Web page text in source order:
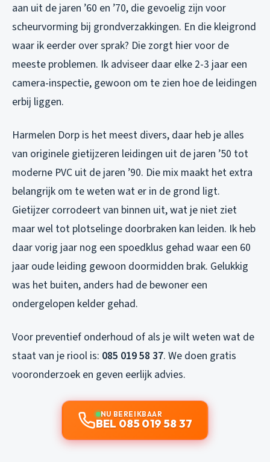
aan uit de jaren ’60 en ’70, die gevoelig zijn voor
scheurvorming bij grondverzakkingen. En die kleigrond
waar ik eerder over sprak? Die zorgt hier voor de
meeste problemen. Ik adviseer daar elke 2-3 jaar een
camera-inspectie, gewoon om te zien hoe de leidingen
erbij liggen.
Harmelen Dorp is het meest divers, daar heb je alles
van originele gietijzeren leidingen uit de jaren ’50 tot
moderne PVC uit de jaren ’90. Die mix maakt het extra
belangrijk om te weten wat er in de grond ligt.
Gietijzer corrodeert van binnen uit, wat je niet ziet
maar wel tot plotselinge doorbraken kan leiden. Ik heb
daar vorig jaar nog een spoedklus gehad waar een 60
jaar oude leiding gewoon doormidden brak. Gelukkig
was het buiten, anders had de bewoner een
ondergelopen kelder gehad.
Voor preventief onderhoud of als je wilt weten wat de
staat van je riool is: 085 019 58 37. We doen gratis
vooronderzoek en geven eerlijk advies.
NU BEREIKBAAR
BEL 085 019 58 37